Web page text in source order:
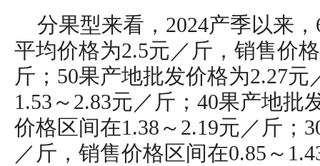
分果型来看，2024产季以来
平均价格为2.5元／斤，销售价
斤；50果产地批发价格为2.27
1.53～2.83元／斤；40果产地批
价格区间在1.38～2.19元／斤；
／斤，销售价格区间在0.85～